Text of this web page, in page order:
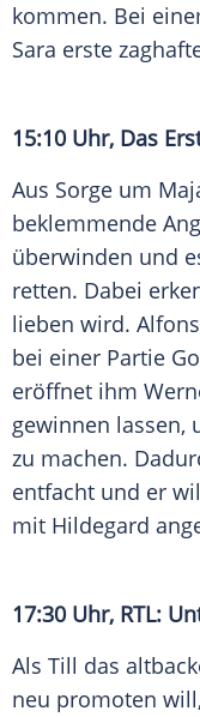
kommen. Bei
Sara erste
15:10 Uhr, Das
Aus Sorge um
beklemmende
überwinden und
retten. Dabei
lieben wird.
bei einer Partie
eröffnet ihm
gewinnen lassen,
zu machen.
entfacht und er
mit Hildegard
17:30 Uhr, RTL:
Als Till das
neu promoten